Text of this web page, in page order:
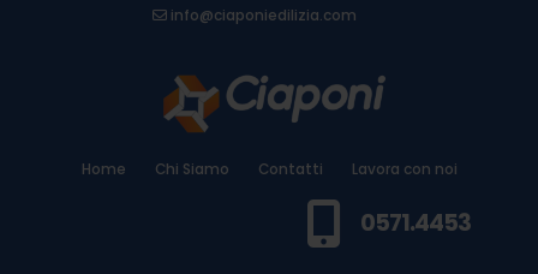
info@ciaponiedilizia.com
Home Chi Siamo Contatti Lavora con noi
0571.4453